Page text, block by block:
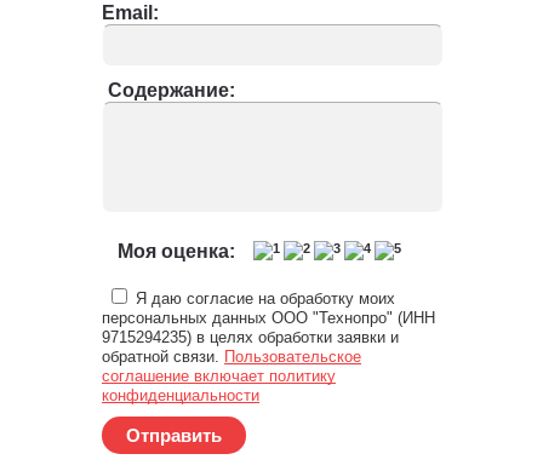
Email:
Содержание:
Моя оценка:
Я даю согласие на обработку моих
персональных данных ООО "Технопро" (ИНН
9715294235) в целях обработки заявки и
обратной связи. Пользовательское
соглашение включает политику
конфиденциальности
Отправить